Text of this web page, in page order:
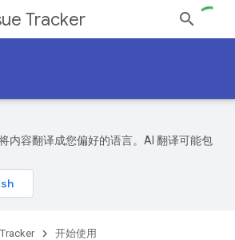
Tracker
内容翻译成您偏好的语言。AI 翻译可能包
开始使用